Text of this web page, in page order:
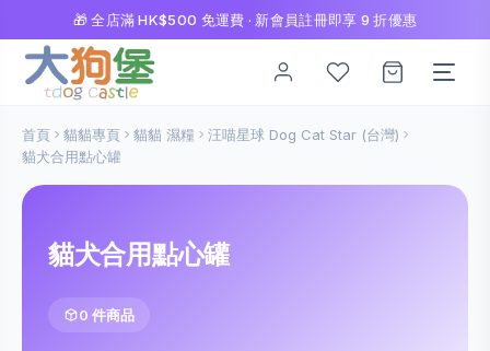
🎁 全店滿 HK$500 免運費 · 新會員註冊即享 9 折優惠
首頁 貓貓專頁 貓貓 濕糧
汪喵星球 Dog Cat Star (台灣)
貓犬合用點心罐
貓犬合用點心罐
0 件商品